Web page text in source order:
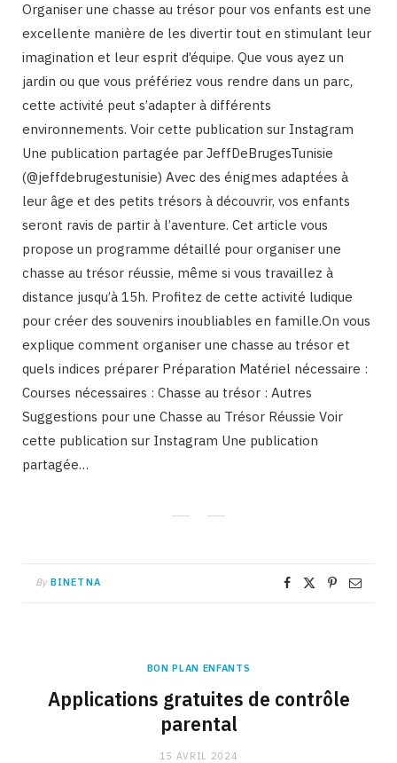
Organiser une chasse au trésor pour vos enfants est une
excellente manière de les divertir tout en stimulant leur
imagination et leur esprit d’équipe. Que vous ayez un
jardin ou que vous préfériez vous rendre dans un parc,
cette activité peut s’adapter à différents
environnements. Voir cette publication sur Instagram
Une publication partagée par JeffDeBrugesTunisie
(@jeffdebrugestunisie) Avec des énigmes adaptées à
leur âge et des petits trésors à découvrir, vos enfants
seront ravis de partir à l’aventure. Cet article vous
propose un programme détaillé pour organiser une
chasse au trésor réussie, même si vous travaillez à
distance jusqu’à 15h. Profitez de cette activité ludique
pour créer des souvenirs inoubliables en famille.On vous
explique comment organiser une chasse au trésor et
quels indices préparer Préparation Matériel nécessaire :
Courses nécessaires : Chasse au trésor : Autres
Suggestions pour une Chasse au Trésor Réussie Voir
cette publication sur Instagram Une publication
partagée…
By BINETNA
BON PLAN ENFANTS
Applications gratuites de contrôle
parental
15 AVRIL 2024